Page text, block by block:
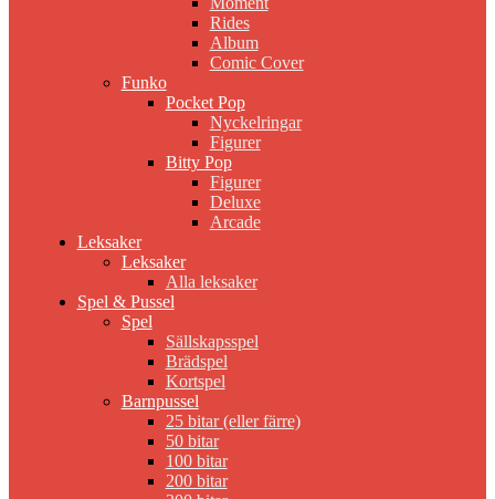
Rides
Album
Comic Cover
Funko
Pocket Pop
Nyckelringar
Figurer
Bitty Pop
Figurer
Deluxe
Arcade
Leksaker
Leksaker
Alla leksaker
Spel & Pussel
Spel
Sällskapsspel
Brädspel
Kortspel
Barnpussel
25 bitar (eller färre)
50 bitar
100 bitar
200 bitar